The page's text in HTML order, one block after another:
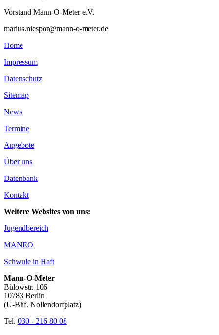
Vorstand Mann-O-Meter e.V.
marius.niespor@mann-o-meter.de
Home
Impressum
Datenschutz
Sitemap
News
Termine
Angebote
Über uns
Datenbank
Kontakt
Weitere Websites von uns:
Jugendbereich
MANEO
Schwule in Haft
Mann-O-Meter
Bülowstr. 106
10783 Berlin
(U-Bhf. Nollendorfplatz)
Tel. 030 - 216 80 08